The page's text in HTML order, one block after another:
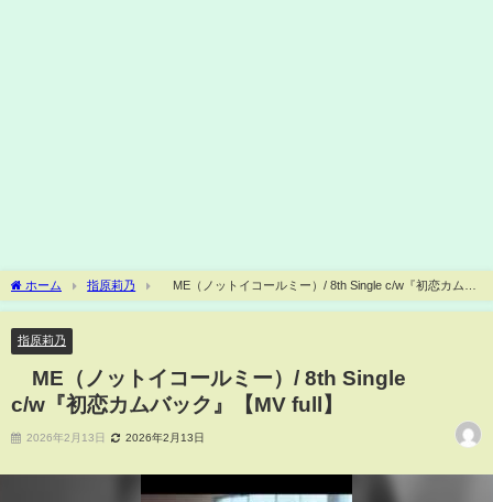
ホーム 指原莉乃
≠ME（ノットイコールミー）/ 8th Single c/w『初恋カムバ
ック』【MV full】
指原莉乃
≠ME（ノットイコールミー）/ 8th Single
c/w『初恋カムバック』【MV full】
2026年2月13日 2026年2月13日